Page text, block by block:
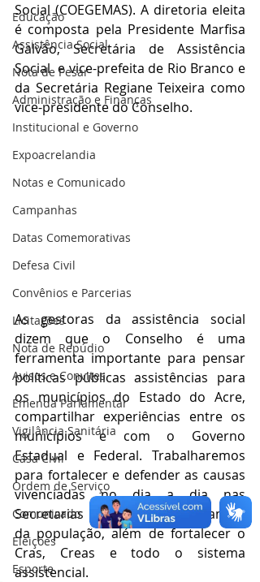
Educação
Assistência Social
Nota de Pesar
Administração e Finanças
Institucional e Governo
Expoacrelandia
Notas e Comunicado
Campanhas
Datas Comemorativas
Defesa Civil
Convênios e Parcerias
Licitações
Nota de Repúdio
Avisos e Convites
Emenda Parlamentar
Vigilância Sanitária
Casa Civil
Ordem de Serviço
Comunicado
Eleições
Esporte
Social (COEGEMAS). A diretoria eleita
é composta pela Presidente Marfisa
Galvão, Secretária de Assistência
Social  e vice-prefeita de Rio Branco e
da Secretária Regiane Teixeira como
vice-presidente do Conselho.
As gestoras da assistência social
dizem que o Conselho é uma
ferramenta importante para pensar
políticas públicas assistências para
os municípios do Estado do Acre,
compartilhar experiências entre os
municípios e com o Governo
Estadual e Federal. Trabalharemos
para fortalecer e defender as causas
vivenciadas no dia a dia nas
Secretarias e atender as demandas
da população, além de fortalecer o
Cras, Creas e todo o sistema
assistencial.